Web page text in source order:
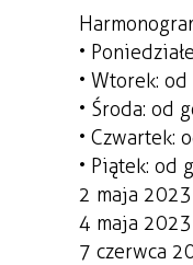
•
• Wtorek:
• Środa: od
• Czwartek:
• Piątek: od
2 maja
4 maja
7 czerwca